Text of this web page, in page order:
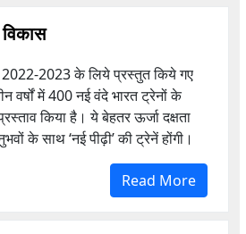
2022-2023 के लिये प्रस्तुत किये गए
वर्षों में 400 नई वंदे भारत ट्रेनों के
किया है। ये बेहतर ऊर्जा दक्षता
के साथ ‘नई पीढ़ी’ की ट्रेनें होंगी।
Read More